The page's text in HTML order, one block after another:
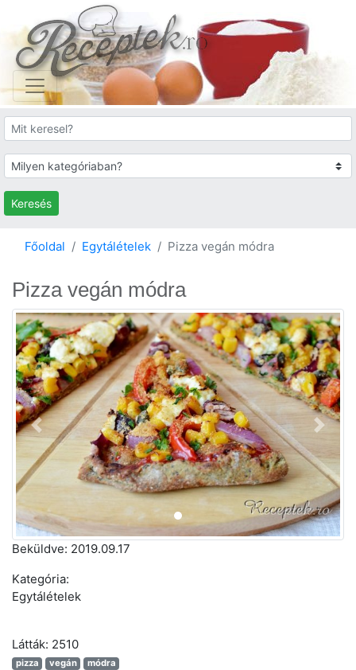
Keresés
Főoldal Egytálételek Pizza vegán módra
Pizza vegán módra
Előző
Beküldve: 2019.09.17
Kategória:
Egytálételek
Látták: 2510
pizza vegán módra